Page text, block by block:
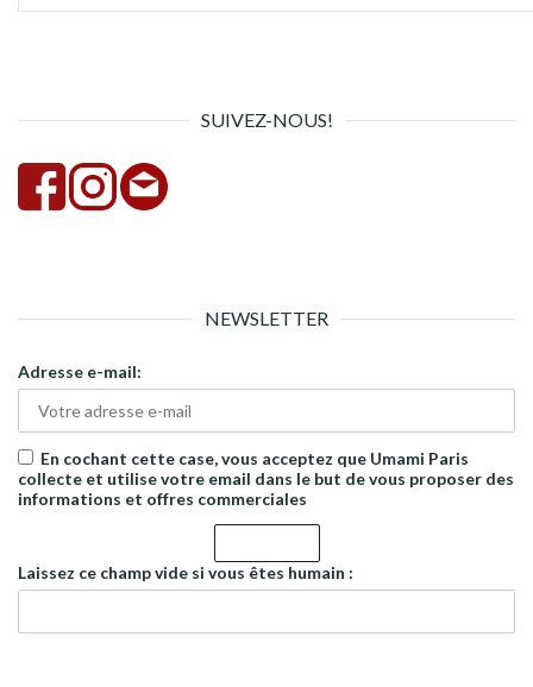
SUIVEZ-NOUS!
NEWSLETTER
Adresse e-mail:
En cochant cette case, vous acceptez que Umami Paris
collecte et utilise votre email dans le but de vous proposer des
informations et offres commerciales
Laissez ce champ vide si vous êtes humain :